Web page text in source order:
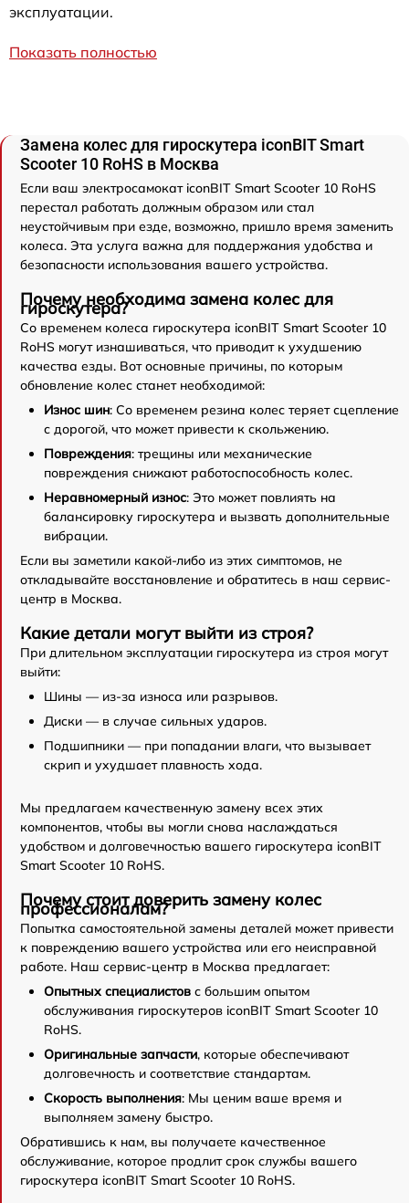
эксплуатации.
Показать полностью
Замена колес для гироскутера iconBIT Smart
Scooter 10 RoHS в Москва
Если ваш электросамокат iconBIT Smart Scooter 10 RoHS
перестал работать должным образом или стал
неустойчивым при езде, возможно, пришло время заменить
колеса. Эта услуга важна для поддержания удобства и
безопасности использования вашего устройства.
Почему необходима замена колес для
гироскутера?
Со временем колеса гироскутера iconBIT Smart Scooter 10
RoHS могут изнашиваться, что приводит к ухудшению
качества езды. Вот основные причины, по которым
обновление колес станет необходимой:
Износ шин: Со временем резина колес теряет сцепление
с дорогой, что может привести к скольжению.
Повреждения: трещины или механические
повреждения снижают работоспособность колес.
Неравномерный износ: Это может повлиять на
балансировку гироскутера и вызвать дополнительные
вибрации.
Если вы заметили какой-либо из этих симптомов, не
откладывайте восстановление и обратитесь в наш сервис-
центр в Москва.
Какие детали могут выйти из строя?
При длительном эксплуатации гироскутера из строя могут
выйти:
Шины — из-за износа или разрывов.
Диски — в случае сильных ударов.
Подшипники — при попадании влаги, что вызывает
скрип и ухудшает плавность хода.
Мы предлагаем качественную замену всех этих
компонентов, чтобы вы могли снова наслаждаться
удобством и долговечностью вашего гироскутера iconBIT
Smart Scooter 10 RoHS.
Почему стоит доверить замену колес
профессионалам?
Попытка самостоятельной замены деталей может привести
к повреждению вашего устройства или его неисправной
работе. Наш сервис-центр в Москва предлагает:
Опытных специалистов с большим опытом
обслуживания гироскутеров iconBIT Smart Scooter 10
RoHS.
Оригинальные запчасти, которые обеспечивают
долговечность и соответствие стандартам.
Скорость выполнения: Мы ценим ваше время и
выполняем замену быстро.
Обратившись к нам, вы получаете качественное
обслуживание, которое продлит срок службы вашего
гироскутера iconBIT Smart Scooter 10 RoHS.